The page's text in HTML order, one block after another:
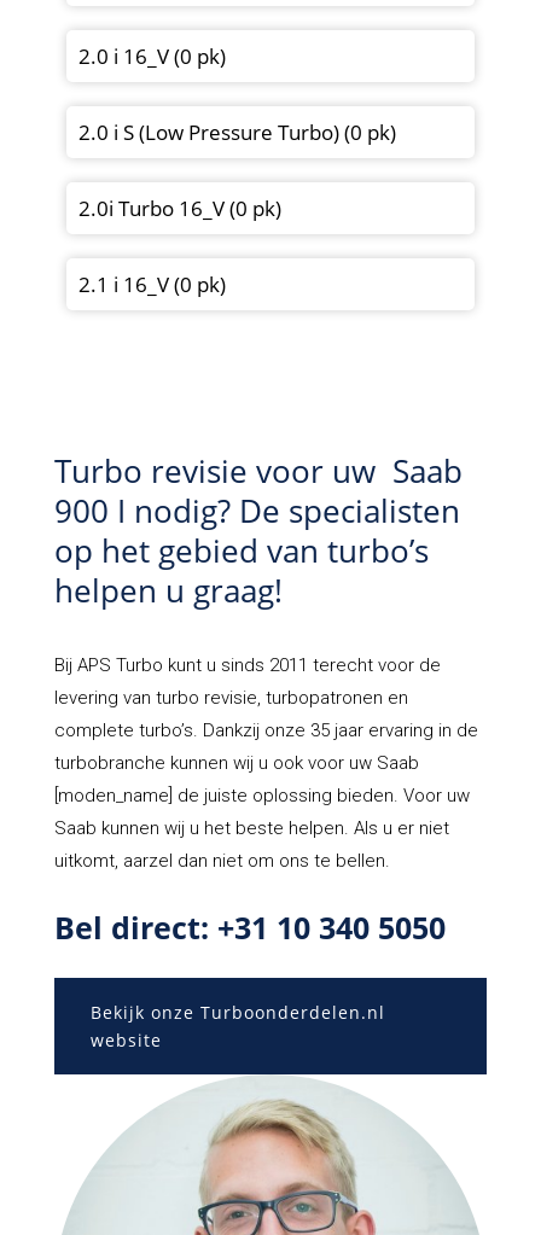
2.0 i 16_V (0 pk)
2.0 i S (Low Pressure Turbo) (0 pk)
2.0i Turbo 16_V (0 pk)
2.1 i 16_V (0 pk)
Turbo revisie voor uw Saab
900 I nodig? De specialisten
op het gebied van turbo’s
helpen u graag!
Bij APS Turbo kunt u sinds 2011 terecht voor de
levering van turbo revisie, turbopatronen en
complete turbo’s. Dankzij onze 35 jaar ervaring in de
turbobranche kunnen wij u ook voor uw Saab
[moden_name] de juiste oplossing bieden. Voor uw
Saab kunnen wij u het beste helpen. Als u er niet
uitkomt, aarzel dan niet om ons te bellen.
Bel direct: +31 10 340 5050
Bekijk onze Turboonderdelen.nl
website